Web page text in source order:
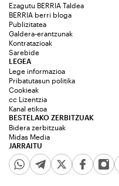
Ezagutu BERRIA Taldea
BERRIA berri bloga
Publizitatea
Galdera-erantzunak
Kontratazioak
Sarebide
JARRAITU
LEGEA
Lege informazioa
Pribatutasun politika
Cookieak
cc Lizentzia
Kanal etikoa
BESTELAKO ZERBITZUAK
Bidera zerbitzuak
Midas Media